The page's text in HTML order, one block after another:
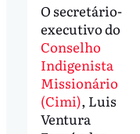
O secretário-
executivo do
Conselho
Indigenista
Missionário
(Cimi), Luis
Ventura